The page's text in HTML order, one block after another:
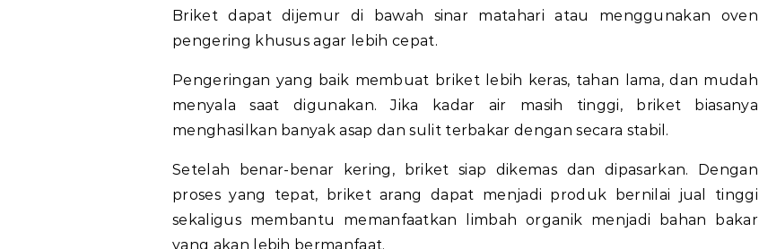
Briket dapat dijemur di bawah sinar matahari atau menggunakan oven
pengering khusus agar lebih cepat.
Pengeringan yang baik membuat briket lebih keras, tahan lama, dan mudah
menyala saat digunakan. Jika kadar air masih tinggi, briket biasanya
menghasilkan banyak asap dan sulit terbakar dengan secara stabil.
Setelah benar-benar kering, briket siap dikemas dan dipasarkan. Dengan
proses yang tepat, briket arang dapat menjadi produk bernilai jual tinggi
sekaligus membantu memanfaatkan limbah organik menjadi bahan bakar
yang akan lebih bermanfaat.